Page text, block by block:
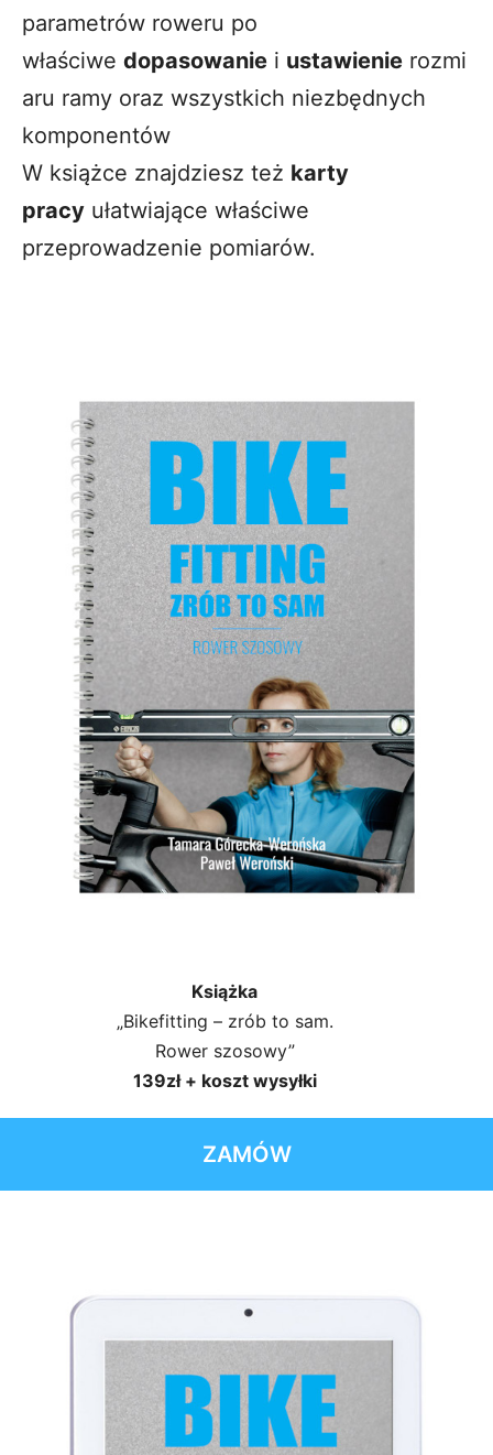
parametrów roweru po
właściwe dopasowanie i ustawienie rozmi
aru ramy oraz wszystkich niezbędnych
komponentów
W książce znajdziesz też karty
pracy ułatwiające właściwe
przeprowadzenie pomiarów.
Książka
„Bikefitting – zrób to sam.
Rower szosowy”
139zł + koszt wysyłki
ZAMÓW